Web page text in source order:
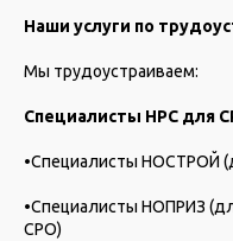
Наши услуги по
Мы трудоустраиваем:
Специалисты НРС для
•Специалисты НОСТРОЙ
•Специалисты НОПРИЗ
СРО)